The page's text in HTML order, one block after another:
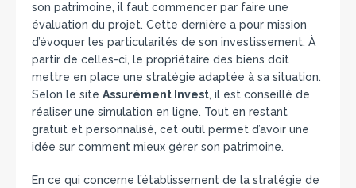
son patrimoine, il faut commencer par faire une
évaluation du projet. Cette dernière a pour mission
d’évoquer les particularités de son investissement. À
partir de celles-ci, le propriétaire des biens doit
mettre en place une stratégie adaptée à sa situation.
Selon le site Assurément Invest, il est conseillé de
réaliser une simulation en ligne. Tout en restant
gratuit et personnalisé, cet outil permet d’avoir une
idée sur comment mieux gérer son patrimoine.
En ce qui concerne l’établissement de la stratégie de